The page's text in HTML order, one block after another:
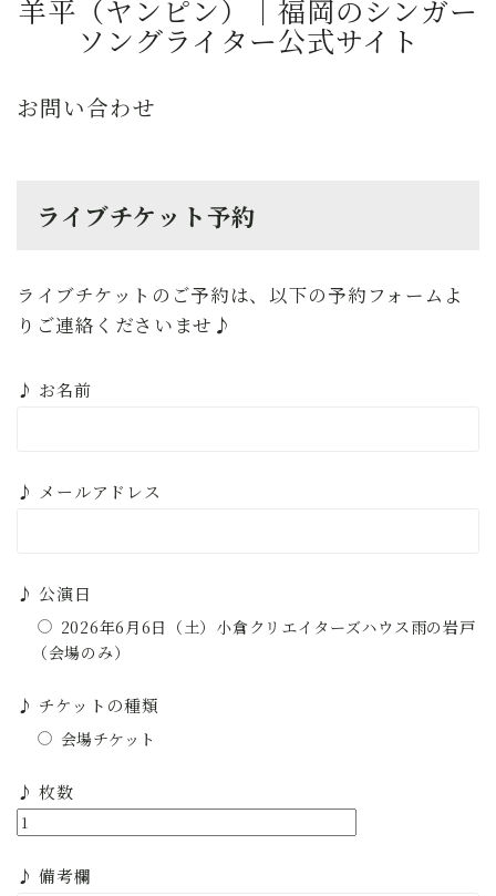
羊平（ヤンピン）｜福岡のシンガー
ソングライター公式サイト
お問い合わせ
ライブチケット予約
ライブチケットのご予約は、以下の予約フォームよ
りご連絡くださいませ♪
♪ お名前
♪ メールアドレス
♪ 公演日
2026年6月6日（土）小倉クリエイターズハウス雨の岩戸
（会場のみ）
♪ チケットの種類
会場チケット
♪ 枚数
♪ 備考欄